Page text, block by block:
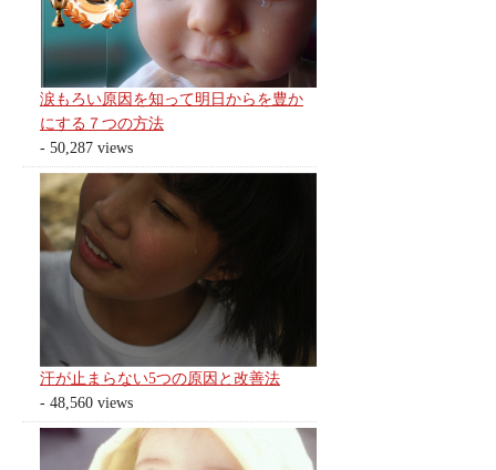
涙もろい原因を知って明日からを豊か
にする７つの方法
- 50,287 views
汗が止まらない5つの原因と改善法
- 48,560 views